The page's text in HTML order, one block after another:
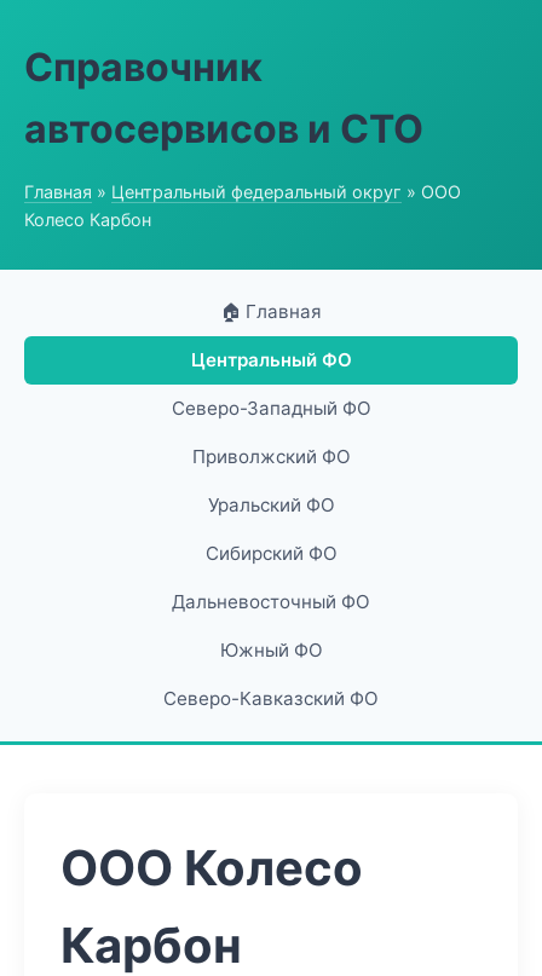
Справочник
автосервисов и СТО
Главная » Центральный федеральный округ » ООО
Колесо Карбон
🏠 Главная
Центральный ФО
Северо-Западный ФО
Приволжский ФО
Уральский ФО
Сибирский ФО
Дальневосточный ФО
Южный ФО
Северо-Кавказский ФО
ООО Колесо
Карбон